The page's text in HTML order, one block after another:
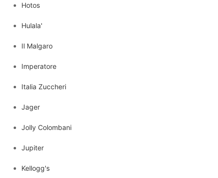
Hotos
Hulala'
Il Malgaro
Imperatore
Italia Zuccheri
Jager
Jolly Colombani
Jupiter
Kellogg's